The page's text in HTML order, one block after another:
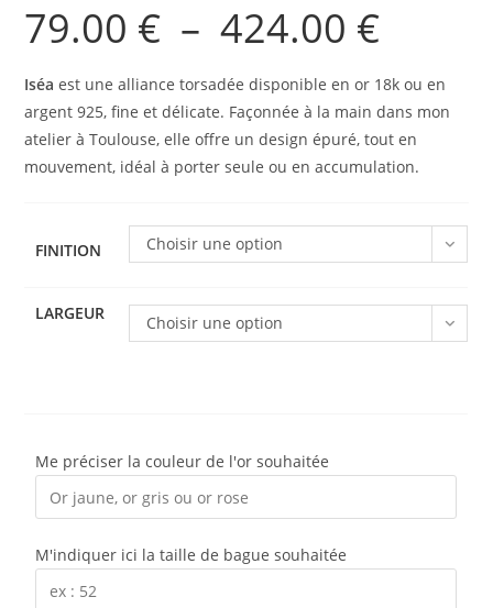
79.00 € – 424.00 €Plage
à
424.00 €
Iséa est une alliance torsadée disponible en or 18k ou en
argent 925, fine et délicate. Façonnée à la main dans mon
atelier à Toulouse, elle offre un design épuré, tout en
mouvement, idéal à porter seule ou en accumulation.
FINITION Choisir une option
LARGEUR Choisir une option
Me préciser la couleur de l'or souhaitée
M'indiquer ici la taille de bague souhaitée